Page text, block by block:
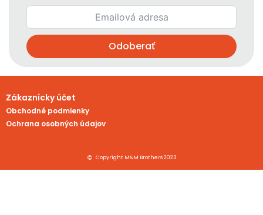
Odoberať
Zákaznícky účet
Obchodné podmienky
Ochrana osobných údajov
Copyright M&M Brothers 2023